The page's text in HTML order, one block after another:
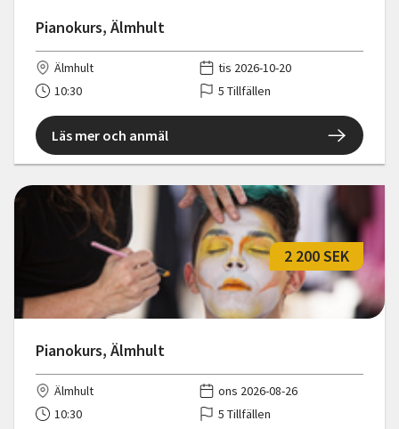
Pianokurs, Älmhult
Älmhult
tis 2026-10-20
10:30
5 Tillfällen
Läs mer och anmäl
Pianokurs, Älmhult
2 200 SEK
Älmhult
ons 2026-08-26
10:30
5 Tillfällen